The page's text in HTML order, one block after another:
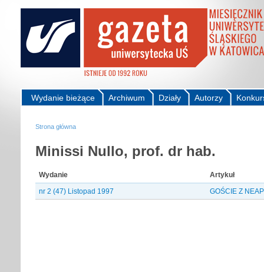
Autorzy
Działy
Archiwum
Wydanie bieżące
Strona główna
Minissi Nullo, prof. dr hab.
Wydanie
Artykuł
nr 2 (47) Listopad 1997
GOŚCIE Z